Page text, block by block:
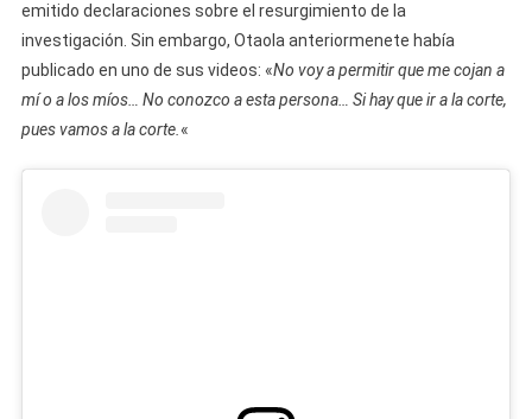
emitido declaraciones sobre el resurgimiento de la
investigación. Sin embargo, Otaola anteriormenete había
publicado en uno de sus videos: «No voy a permitir que me cojan a
mí o a los míos… No conozco a esta persona… Si hay que ir a la corte,
pues vamos a la corte.«